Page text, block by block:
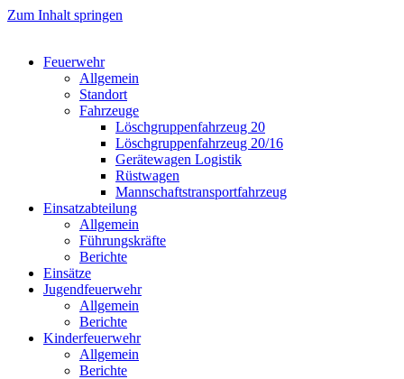
Zum Inhalt springen
Feuerwehr
Allgemein
Standort
Fahrzeuge
Löschgruppen­fahrzeug 20
Lösch­gruppen­fahrzeug 20/16
Geräte­wagen Logistik
Rüst­wagen
Mannschafts­transportfahrzeug
Einsatz­abteilung
Allgemein
Führungs­kräfte
Berichte
Einsätze
Jugend­feuerwehr
Allgemein
Berichte
Kinder­feuerwehr
Allgemein
Berichte